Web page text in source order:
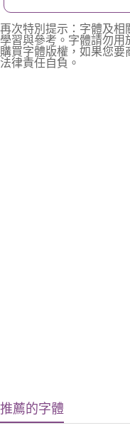
再次特別提示：字體及相
學習與參考。字體請勿用
購買字體版權，如果您要
法律責任自負。
推薦的字體